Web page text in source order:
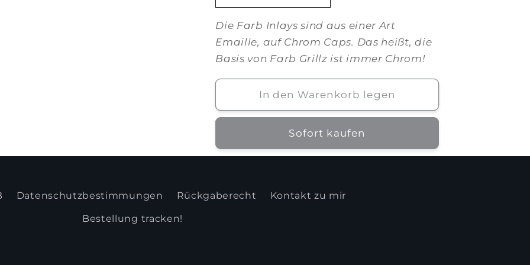
Die Farb Inlays sind aus einer Art
Emaille, auf Chrom Caps. Das heißt, die
Basis von Farb Grillz ist immer Chrom!
In den Warenkorb legen
Sofort kaufen
Datenschutzbestimmungen Rückgaberecht
Kontakt zu mir
Bestellung tracken!